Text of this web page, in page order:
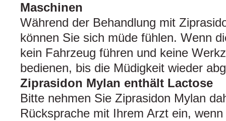
Maschinen
Während der Behandlung mit
können Sie sich müde fühlen. Wenn
kein Fahrzeug führen und keine
bedienen, bis die Müdigkeit wieder
Ziprasidon Mylan enthält Lactose
Bitte nehmen Sie Ziprasidon Mylan
Rücksprache mit Ihrem Arzt ein,